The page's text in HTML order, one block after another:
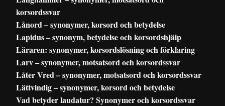
korsordssvar
Lånord – synonymer, korsord och betydelse
Lapidus – synonym, betydelse och korsordshjälp
Läraren: synonymer, korsordslösning och förklaring
Larv – synonymer, motsatsord och korsordssvar
Låter Vred – synonymer, motsatsord och korsordssvar
Lättvindig – synonymer, korsord och betydelse
Vad betyder laudatur? Synonymer och korsordssvar